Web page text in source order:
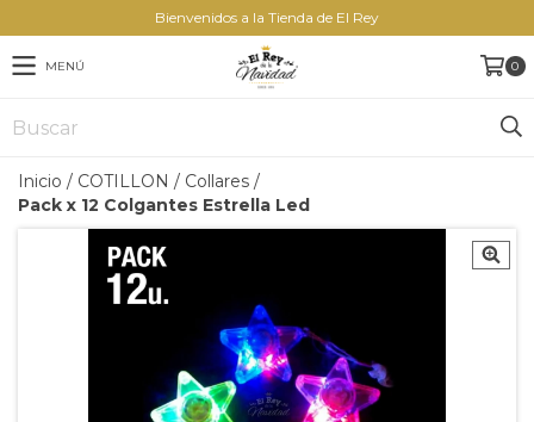
Bienvenidos a la Tienda de El Rey
MENÚ 0
Inicio / COTILLON / Collares /
Pack x 12 Colgantes Estrella Led